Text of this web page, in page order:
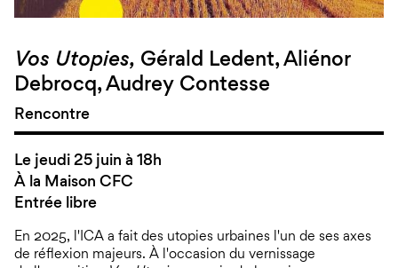
Vos Utopies, Gérald Ledent, Aliénor
Debrocq, Audrey Contesse
Rencontre
Le jeudi 25 juin à 18h
À la Maison CFC
Entrée libre
En 2025, l'ICA a fait des utopies urbaines l'un de ses axes
de réflexion majeurs. À l'occasion du vernissage